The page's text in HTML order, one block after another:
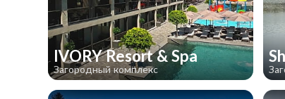
IVORY Resort & Spa
Загородный комплекс